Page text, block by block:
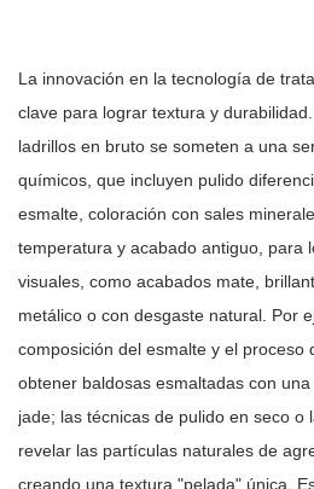
La innovación en la tecnología de
clave para lograr textura y
ladrillos en bruto se someten a una
químicos, que incluyen pulido
esmalte, coloración con sales
temperatura y acabado antiguo, para
visuales, como acabados mate,
metálico o con desgaste natural. Por
composición del esmalte y el proceso
obtener baldosas esmaltadas con
jade; las técnicas de pulido en seco o
revelar las partículas naturales de
creando una textura "pelada" única.